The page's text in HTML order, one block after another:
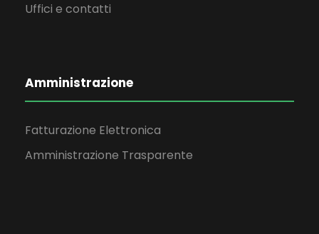
Uffici e contatti
Amministrazione
Fatturazione Elettronica
Amministrazione Trasparente